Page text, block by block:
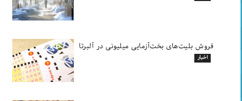
فروش بلیت‌های بخت‌آزمایی میلیونی در آلبرتا
اخبار